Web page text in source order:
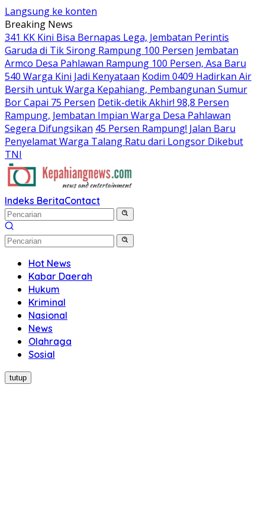
Langsung ke konten
Breaking News
341 KK Kini Bisa Bernapas Lega, Jembatan Perintis
Garuda di Tik Sirong Rampung 100 Persen Jembatan
Armco Desa Pahlawan Rampung 100 Persen, Asa Baru
540 Warga Kini Jadi Kenyataan Kodim 0409 Hadirkan Air
Bersih untuk Warga Kepahiang, Pembangunan Sumur
Bor Capai 75 Persen Detik-detik Akhir! 98,8 Persen
Rampung, Jembatan Impian Warga Desa Pahlawan
Segera Difungsikan 45 Persen Rampung! Jalan Baru
Penyelamat Warga Talang Ratu dari Longsor Dikebut
TNI
Indeks BeritaContact
Hot News
Kabar Daerah
Hukum
Kriminal
Nasional
News
Olahraga
Sosial
tutup